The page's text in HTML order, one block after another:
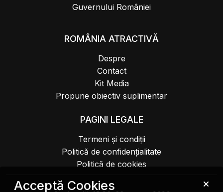
Guvernului României
ROMÂNIA ATRACTIVĂ
Despre
Contact
Kit Media
Propune obiectiv suplimentar
PAGINI LEGALE
Termeni și condiții
Politică de confidențialitate
Politică de cookies
Acceptă Cookies